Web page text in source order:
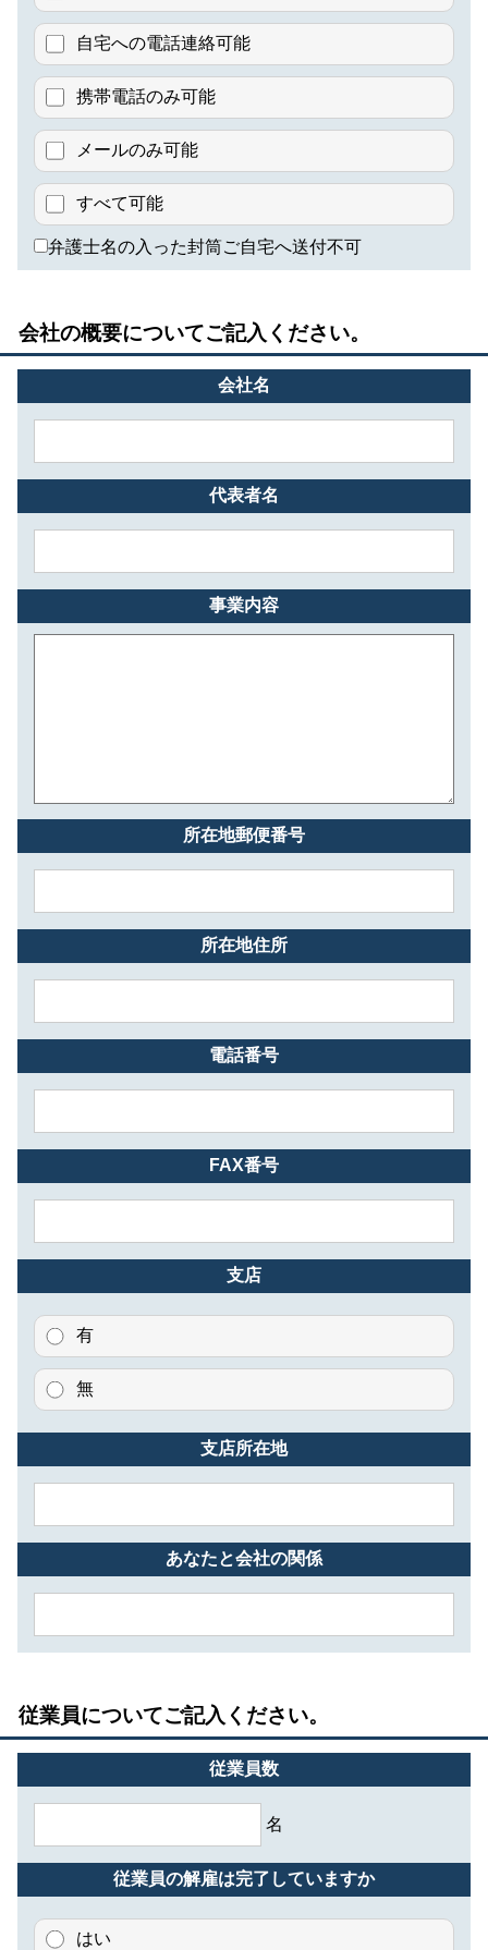
自宅への電話連絡可能
携帯電話のみ可能
メールのみ可能
すべて可能
弁護士名の入った封筒ご自宅へ送付不可
会社の概要についてご記入ください。
会社名
代表者名
事業内容
所在地郵便番号
所在地住所
電話番号
FAX番号
支店
有
無
支店所在地
あなたと会社の関係
従業員についてご記入ください。
従業員数
名
従業員の解雇は完了していますか
はい